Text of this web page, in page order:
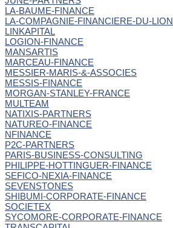
LA-BAUME-FINANCE
LA-COMPAGNIE-FINANCIERE-DU-LION
LINKAPITAL
LOGION-FINANCE
MANSARTIS
MARCEAU-FINANCE
MESSIER-MARIS-&-ASSOCIES
MESSIS-FINANCE
MORGAN-STANLEY-FRANCE
MULTEAM
NATIXIS-PARTNERS
NATUREO-FINANCE
NFINANCE
P2C-PARTNERS
PARIS-BUSINESS-CONSULTING
PHILIPPE-HOTTINGUER-FINANCE
SEFICO-NEXIA-FINANCE
SEVENSTONES
SHIBUMI-CORPORATE-FINANCE
SOCIETEX
SYCOMORE-CORPORATE-FINANCE